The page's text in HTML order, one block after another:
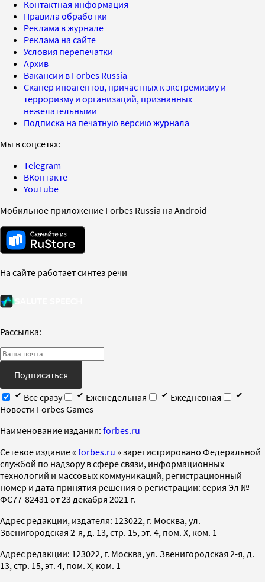
Контактная информация
Правила обработки
Реклама в журнале
Реклама на сайте
Условия перепечатки
Архив
Вакансии в Forbes Russia
Сканер иноагентов, причастных к экстремизму и
терроризму и организаций, признанных
нежелательными
Подписка на печатную версию журнала
Мы в соцсетях:
Telegram
ВКонтакте
YouTube
Мобильное приложение Forbes Russia на Android
На сайте работает синтез речи
Рассылка:
Подписаться
Все сразу
Еженедельная
Ежедневная
Новости Forbes Games
Наименование издания: forbes.ru
Cетевое издание « forbes.ru » зарегистрировано Федеральной
службой по надзору в сфере связи, информационных
технологий и массовых коммуникаций, регистрационный
номер и дата принятия решения о регистрации: серия Эл №
ФС77-82431 от 23 декабря 2021 г.
Адрес редакции, издателя: 123022, г. Москва, ул.
Звенигородская 2-я, д. 13, стр. 15, эт. 4, пом. X, ком. 1
Адрес редакции: 123022, г. Москва, ул. Звенигородская 2-я, д.
13, стр. 15, эт. 4, пом. X, ком. 1